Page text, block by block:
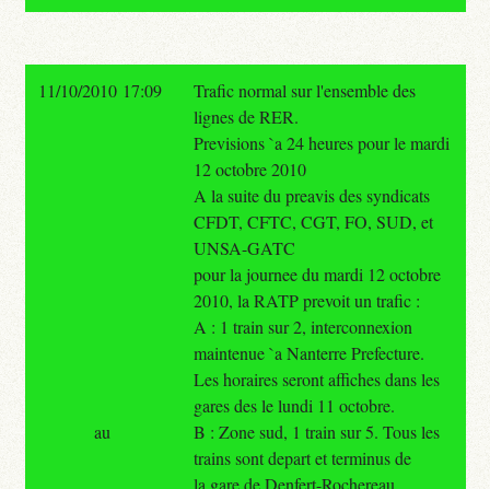
11/10/2010 17:09
Trafic normal sur l'ensemble des
lignes de RER.
Previsions `a 24 heures pour le mardi
12 octobre 2010
A la suite du preavis des syndicats
CFDT, CFTC, CGT, FO, SUD, et
UNSA-GATC
pour la journee du mardi 12 octobre
2010, la RATP prevoit un trafic :
A : 1 train sur 2, interconnexion
maintenue `a Nanterre Prefecture.
Les horaires seront affiches dans les
gares des le lundi 11 octobre.
B : Zone sud, 1 train sur 5. Tous les
trains sont depart et terminus de
la gare de Denfert-Rochereau.
au